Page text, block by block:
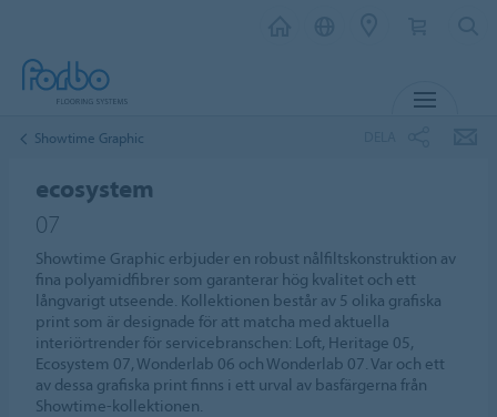
Showtime Graphic
ecosystem
07
Showtime Graphic erbjuder en robust nålfiltskonstruktion av
fina polyamidfibrer som garanterar hög kvalitet och ett
långvarigt utseende. Kollektionen består av 5 olika grafiska
print som är designade för att matcha med aktuella
interiörtrender för servicebranschen: Loft, Heritage 05,
Ecosystem 07, Wonderlab 06 och Wonderlab 07. Var och ett
av dessa grafiska print finns i ett urval av basfärgerna från
Showtime-kollektionen.